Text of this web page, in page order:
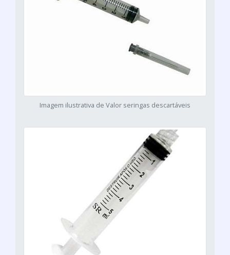
Imagem ilustrativa de Valor seringas descartáveis